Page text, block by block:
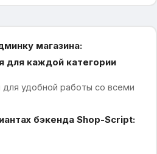
магазина:
для каждой категории
удобной работы со всеми
бэкенда Shop-Script: